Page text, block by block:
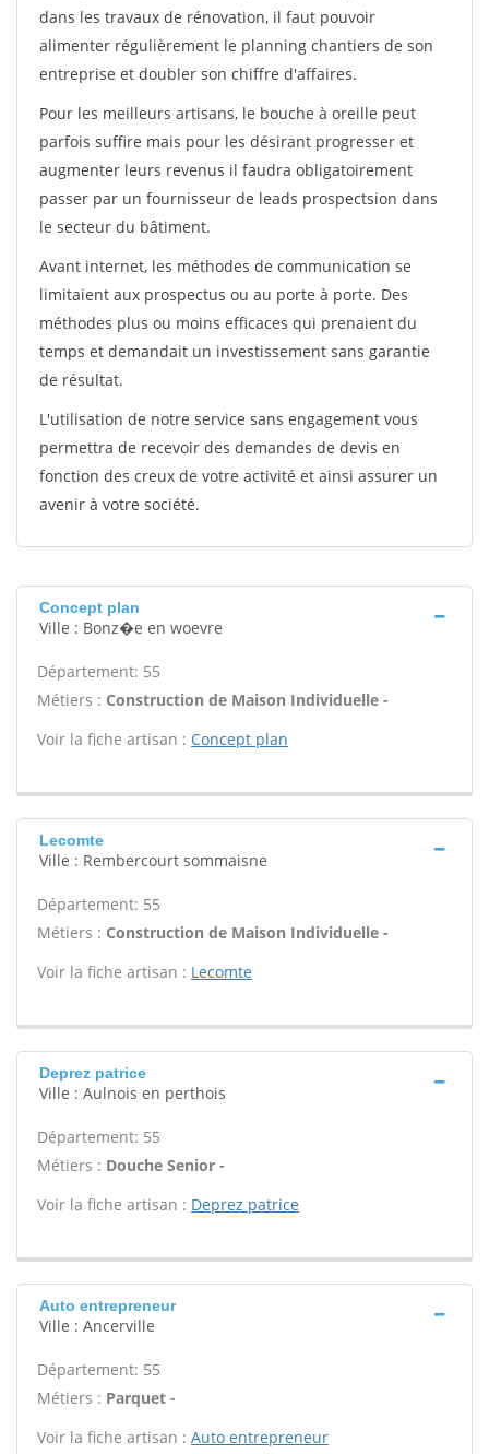
dans les travaux de rénovation, il faut pouvoir
alimenter régulièrement le planning chantiers de son
entreprise et doubler son chiffre d'affaires.
Pour les meilleurs artisans, le bouche à oreille peut
parfois suffire mais pour les désirant progresser et
augmenter leurs revenus il faudra obligatoirement
passer par un fournisseur de leads prospectsion dans
le secteur du bâtiment.
Avant internet, les méthodes de communication se
limitaient aux prospectus ou au porte à porte. Des
méthodes plus ou moins efficaces qui prenaient du
temps et demandait un investissement sans garantie
de résultat.
L'utilisation de notre service sans engagement vous
permettra de recevoir des demandes de devis en
fonction des creux de votre activité et ainsi assurer un
avenir à votre société.
Concept plan
Ville : Bonz�e en woevre
Département: 55
Métiers : Construction de Maison Individuelle -
Voir la fiche artisan : Concept plan
Lecomte
Ville : Rembercourt sommaisne
Département: 55
Métiers : Construction de Maison Individuelle -
Voir la fiche artisan : Lecomte
Deprez patrice
Ville : Aulnois en perthois
Département: 55
Métiers : Douche Senior -
Voir la fiche artisan : Deprez patrice
Auto entrepreneur
Ville : Ancerville
Département: 55
Métiers : Parquet -
Voir la fiche artisan : Auto entrepreneur